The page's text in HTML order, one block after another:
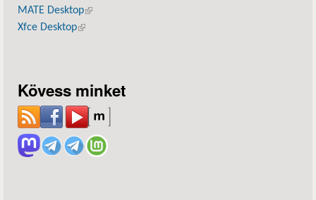
MATE Desktop(külső hivatkozás)
Xfce Desktop(külső hivatkozás)
Kövess minket